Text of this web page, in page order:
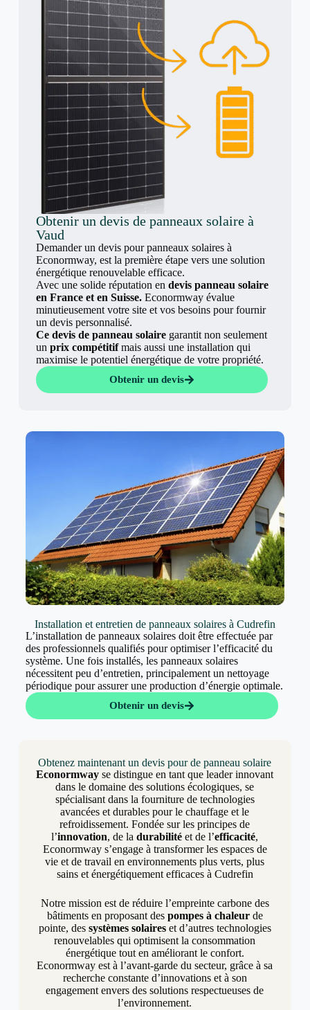
Obtenir un devis de panneaux solaire à
Vaud
Demander un devis pour panneaux solaires à
Econormway, est la première étape vers une solution
énergétique renouvelable efficace.
Avec une solide réputation en devis panneau solaire
en France et en Suisse.Econormway évalue
minutieusement votre site et vos besoins pour fournir
un devis personnalisé.
Ce devis de panneau solairegarantit non seulement
un prix compétitifmais aussi une installation qui
maximise le potentiel énergétique de votre propriété.
Obtenir un devis
Installation et entretien de panneaux solaires à Cudrefin
L’installation de panneaux solaires doit être effectuée par
des professionnels qualifiés pour optimiser l’efficacité du
système. Une fois installés, les panneaux solaires
nécessitent peu d’entretien, principalement un nettoyage
périodique pour assurer une production d’énergie optimale.
Obtenir un devis
Obtenez maintenant un devis pour de panneau solaire
Econormway se distingue en tant que leader innovant
dans le domaine des solutions écologiques, se
spécialisant dans la fourniture de technologies
avancées et durables pour le chauffage et le
refroidissement. Fondée sur les principes de
l’innovation, de ladurabilité et de l’efficacité,
Econormway s’engage à transformer les espaces de
vie et de travail en environnements plus verts, plus
sains et énergétiquement efficaces à Cudrefin
Notre mission est de réduire l’empreinte carbone des
bâtiments en proposant des pompes à chaleurde
pointe, des systèmes solaireset d’autres technologies
renouvelables qui optimisent la consommation
énergétique tout en améliorant le confort.
Econormway est à l’avant-garde du secteur, grâce à sa
recherche constante d’innovations et à son
engagement envers des solutions respectueuses de
l’environnement.